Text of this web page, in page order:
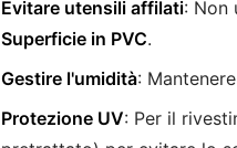
Evitare utensili affilati: Non
Superficie in PVC.
Gestire l'umidità:
Protezione UV: Per il